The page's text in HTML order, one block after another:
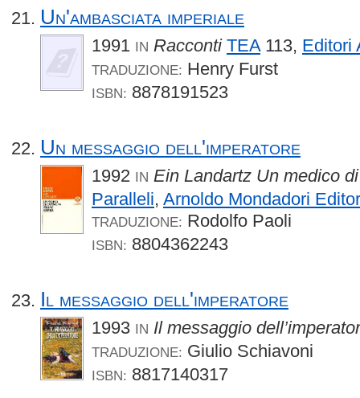
Un'ambasciata imperiale
1991 IN Racconti TEA 113, Editori
TRADUZIONE: Henry Furst
ISBN: 8878191523
Un messaggio dell'imperatore
1992 IN Ein Landartz Un medico
Paralleli, Arnoldo Mondadori
TRADUZIONE: Rodolfo Paoli
ISBN: 8804362243
Il messaggio dell'imperatore
1993 IN Il messaggio
TRADUZIONE: Giulio Schiavoni
ISBN: 8817140317